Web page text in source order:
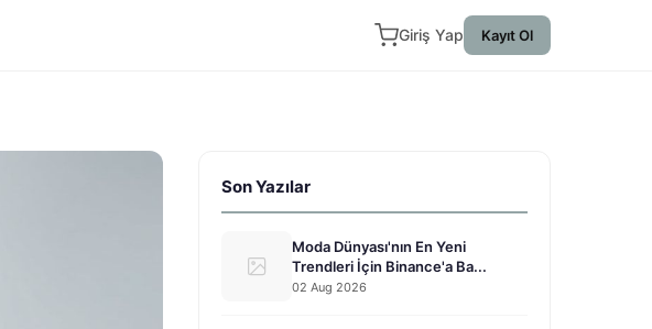
Giriş Yap Kayıt Ol
Son Yazılar
Moda Dünyası'nın En Yeni
Trendleri İçin Binance'a Ba...
02 Aug 2026